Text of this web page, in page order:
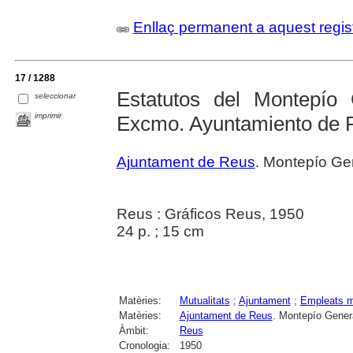
Enllaç permanent a aquest
17 / 1288
seleccionar
imprimir
Estatutos del
Excmo. Ayuntamiento de
Ajuntament de Reus. Montepío
Reus : Gráficos Reus, 1950
24 p. ; 15 cm
Matèries: Mutualitats ; Ajuntament; Empleats
Matèries:
Ajuntament de Reus . Montepío
Àmbit:
Reus
Cronologia:
1950